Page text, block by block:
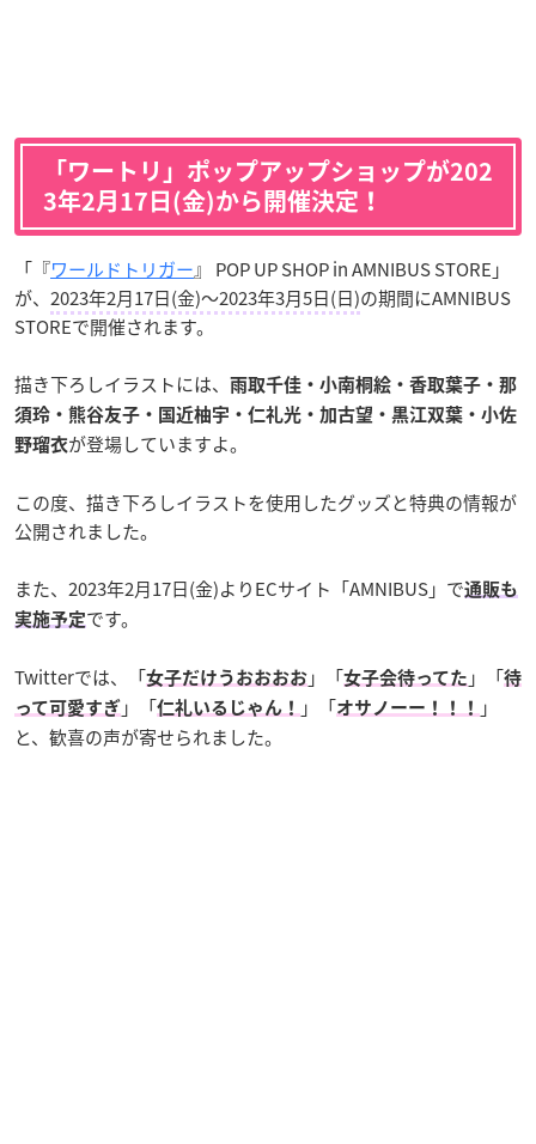
「ワートリ」ポップアップショップが202
3年2月17日(金)から開催決定！
「『ワールドトリガー』 POP UP SHOP in AMNIBUS STORE」
が、 2023年2月17日(金)～2023年3月5日(日)の期間にAMNIBUS
STOREで開催されます。
描き下ろしイラストには、
雨取千佳・小南桐絵・香取葉子・那
須玲・熊谷友子・国近柚宇・仁礼光・加古望・黒江双葉・小佐
野瑠衣が登場していますよ。
この度、描き下ろしイラストを使用したグッズと特典の情報が
公開されました。
また、2023年2月17日(金)よりECサイト「AMNIBUS」で通販も
実施予定です。
Twitterでは、「女子だけうおおおお 」「女子会待ってた 」「待
って可愛すぎ 」「仁礼いるじゃん！ 」「オサノーー！！！
」
と、歓喜の声が寄せられました。